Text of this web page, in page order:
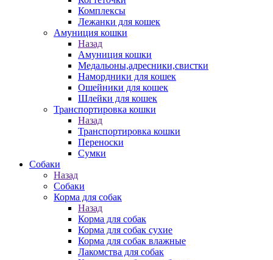
Комплексы
Лежанки для кошек
Амуниция кошки
Назад
Амуниция кошки
Медальоны,адресники,свистки
Намордники для кошек
Ошейники для кошек
Шлейки для кошек
Транспортировка кошки
Назад
Транспортировка кошки
Переноски
Сумки
Собаки
Назад
Собаки
Корма для собак
Назад
Корма для собак
Корма для собак сухие
Корма для собак влажные
Лакомства для собак